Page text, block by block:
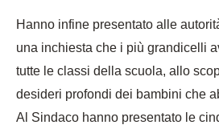
Hanno infine presentato alle
una inchiesta che i più grandicelli
tutte le classi della scuola, allo
desideri profondi dei bambini che
Al Sindaco hanno presentato le